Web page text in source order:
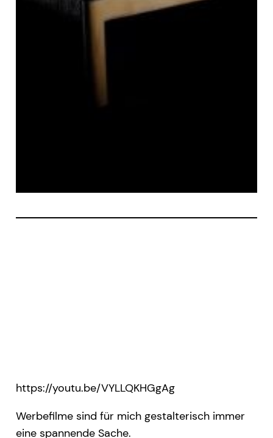
https://youtu.be/VYLLQKHGgAg
Werbefilme sind für mich gestalterisch immer
eine spannende Sache.